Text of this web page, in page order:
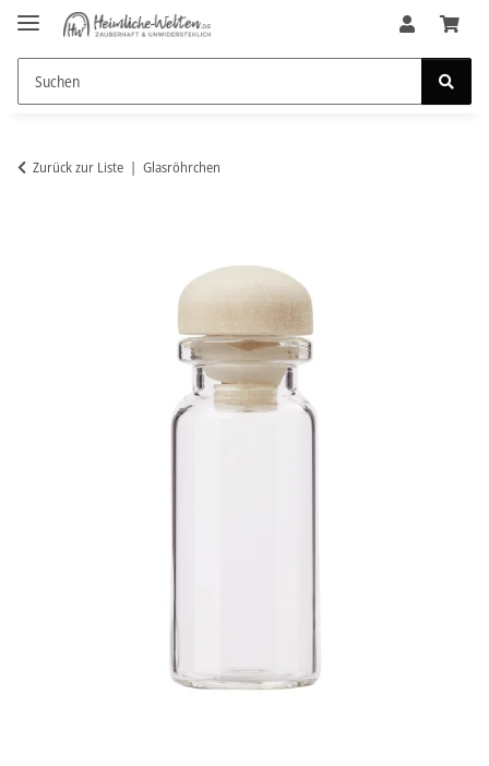
Zurück zur Liste Glasröhrchen